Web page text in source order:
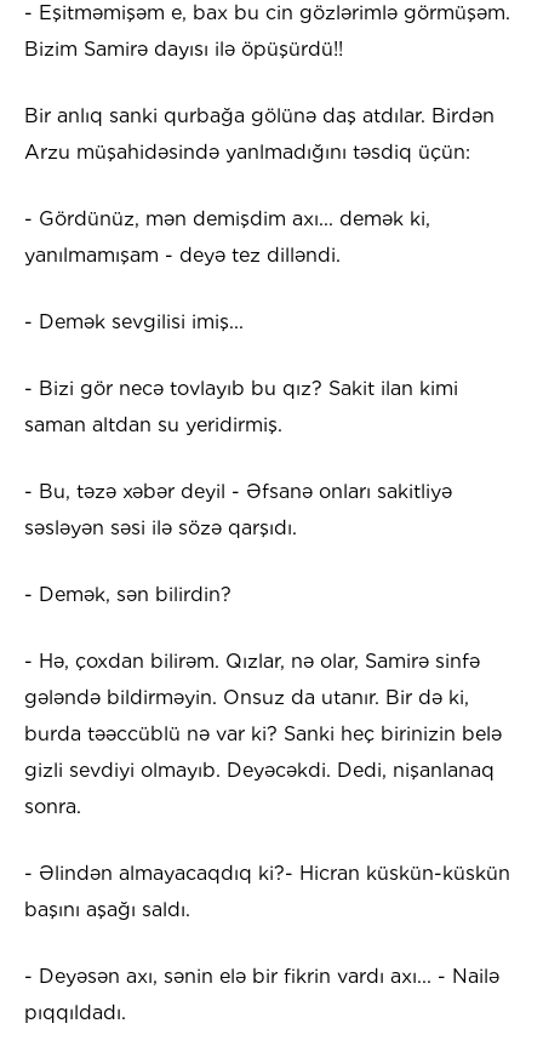
- Eşitməmişəm e, bax bu cin gözlərimlə görmüşəm.
Bizim Samirə dayısı ilə öpüşürdü!!
Bir anlıq sanki qurbağa gölünə daş atdılar. Birdən
Arzu müşahidəsində yanlmadığını təsdiq üçün:
- Gördünüz, mən demişdim axı... demək ki,
yanılmamışam - deyə tez dilləndi.
- Demək sevgilisi imiş...
- Bizi gör necə tovlayıb bu qız? Sakit ilan kimi
saman altdan su yeridirmiş.
- Bu, təzə xəbər deyil - Əfsanə onları sakitliyə
səsləyən səsi ilə sözə qarşıdı.
- Demək, sən bilirdin?
- Hə, çoxdan bilirəm. Qızlar, nə olar, Samirə sinfə
gələndə bildirməyin. Onsuz da utanır. Bir də ki,
burda təəccüblü nə var ki? Sanki heç birinizin belə
gizli sevdiyi olmayıb. Deyəcəkdi. Dedi, nişanlanaq
sonra.
- Əlindən almayacaqdıq ki?- Hicran küskün-küskün
başını aşağı saldı.
- Deyəsən axı, sənin elə bir fikrin vardı axı... - Nailə
pıqqıldadı.